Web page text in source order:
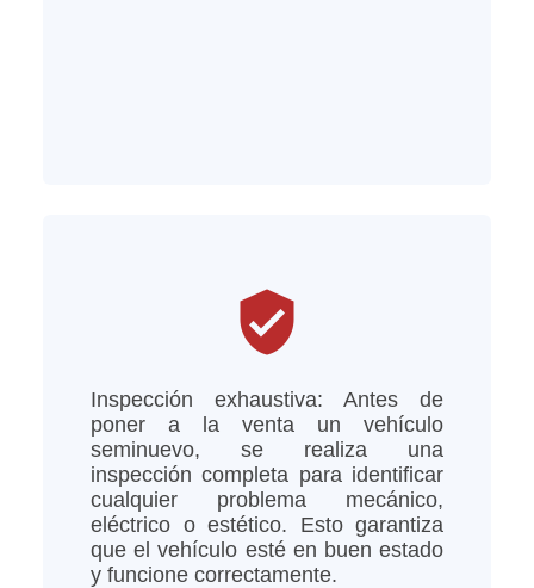
verified_user
Inspección exhaustiva: Antes de
poner a la venta un vehículo
seminuevo, se realiza una
inspección completa para identificar
cualquier problema mecánico,
eléctrico o estético. Esto garantiza
que el vehículo esté en buen estado
y funcione correctamente.